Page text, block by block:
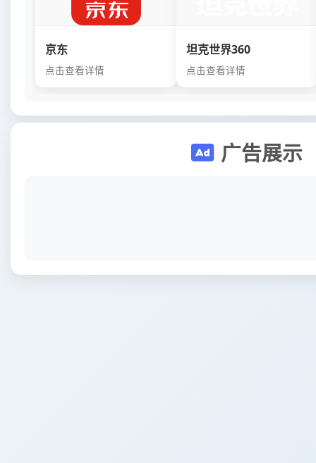
京东
点击查看详情
坦克世界360
点击查看详情
广告展示